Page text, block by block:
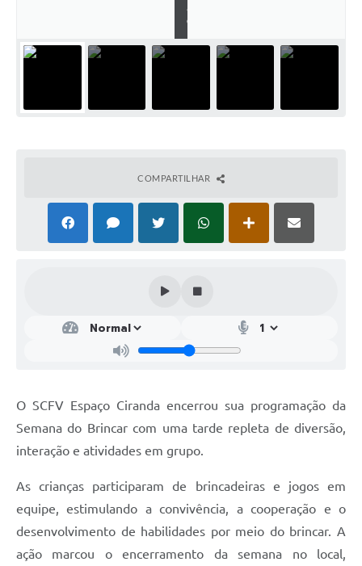
ã
o
COMPARTILHAR
O SCFV Espaço Ciranda encerrou sua programação da
Semana do Brincar com uma tarde repleta de diversão,
interação e atividades em grupo.
As crianças participaram de brincadeiras e jogos em
equipe, estimulando a convivência, a cooperação e o
desenvolvimento de habilidades por meio do brincar. A
ação marcou o encerramento da semana no local,